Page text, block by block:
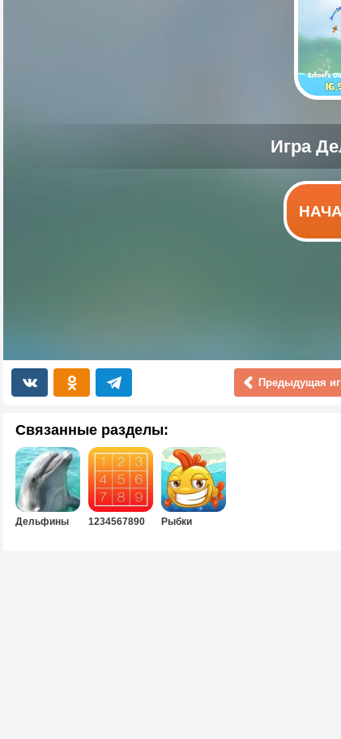
Предыдущая
Связанные разделы:
Дельфины 1234567890 Рыбки